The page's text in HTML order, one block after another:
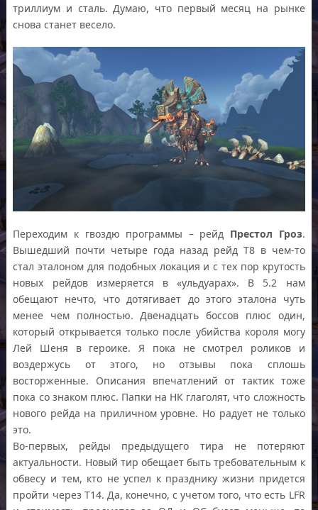
триллиум и сталь. Думаю, что первый месяц на рынке
снова станет весело.
Переходим к гвоздю программы – рейд Престол Гроз.
Вышедший почти четыре года назад рейд Т8 в чем-то
стал эталоном для подобных локация и с тех пор крутость
новых рейдов измеряется в «ульдуарах». В 5.2 нам
обещают нечто, что дотягивает до этого эталона чуть
менее чем полностью. Двенадцать боссов плюс один,
который открывается только после убийства короля могу
Лей Шеня в героике. Я пока не смотрел роликов и
воздержусь от этого, но отзывы пока сплошь
восторженные. Описания впечатлений от тактик тоже
пока со знаком плюс. Папки на НК глаголят, что сложность
нового рейда на приличном уровне. Но радует не только
это.
Во-первых, рейды предыдущего тира не потеряют
актуальности. Новый тир обещает быть требовательным к
обвесу и тем, кто не успел к празднику жизни придется
пройти через T14. Да, конечно, с учетом того, что есть LFR